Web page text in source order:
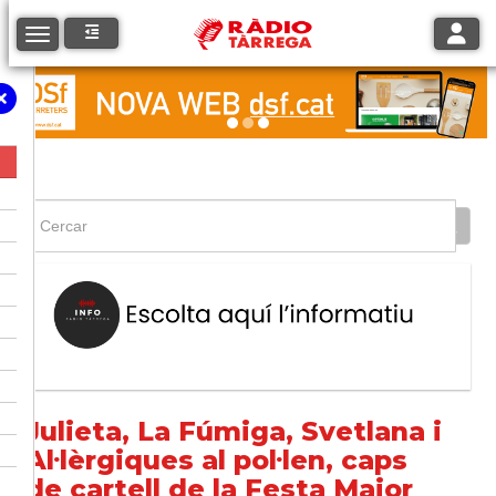
Toggle navigation
Julieta, La Fúmiga, Svetlana i
Al·lèrgiques al pol·len, caps
de cartell de la Festa Major